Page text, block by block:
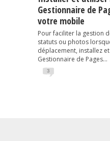
Gestionnaire de
votre mobile
Pour faciliter la gestion
statuts ou photos
déplacement, installez
Gestionnaire de Pages...
3